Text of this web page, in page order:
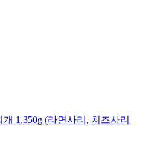
1,350g (라면사리, 치즈사리